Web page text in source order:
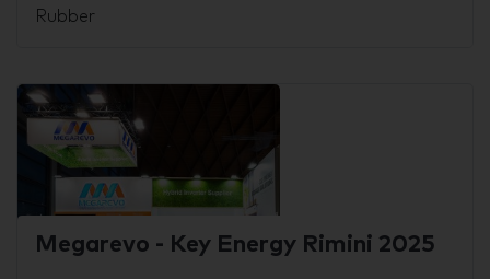
Rubber
Megarevo - Key Energy Rimini 2025